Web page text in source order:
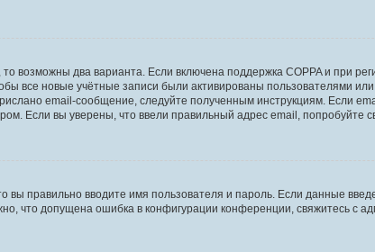
возможны два варианта. Если включена поддержка COPPA и при
все новые учётные записи были активированы пользователями
email-сообщение, следуйте полученным инструкциям. Если
Если вы уверены, что ввели правильный адрес email, попробуйте
вы правильно вводите имя пользователя и пароль. Если данные
что допущена ошибка в конфигурации конференции, свяжитесь с